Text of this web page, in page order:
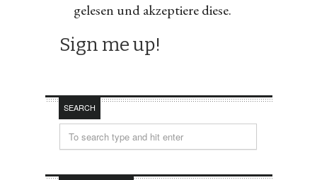
gelesen und akzeptiere diese.
SEARCH